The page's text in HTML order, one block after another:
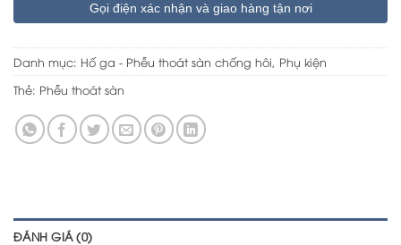
Gọi điện xác nhận và giao hàng tận nơi
Danh mục: Hố ga - Phễu thoát sàn chống hôi, Phụ kiện
Thẻ: Phễu thoát sàn
ĐÁNH GIÁ (0)